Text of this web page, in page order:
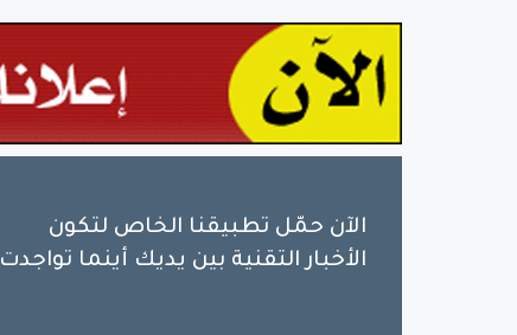
الآن حمّل تطبيقنا الخاص لتكون
الأخبار التقنية بين يديك أينما تواجدت